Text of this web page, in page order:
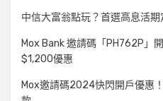
中信大富翁點玩？首選高息活
Mox Bank 邀請碼「PH762P」
$1,200優惠
Mox邀請碼2024快閃開戶優惠